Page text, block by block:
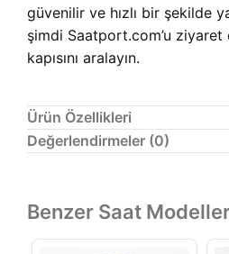
güvenilir ve hızlı bir şekilde
şimdi Saatport.com’u
kapısını aralayın.
Ürün Özellikleri
Değerlendirmeler (0)
Benzer Saat